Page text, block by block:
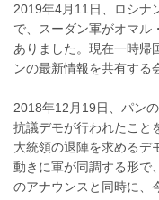
2019年4月11日、ロシナ
で、スーダン軍がオマル
ありました。現在一時帰
ンの最新情報を共有する
2018年12月19日、パン
抗議デモが行われたこと
大統領の退陣を求めるデ
動きに軍が同調する形で
のアナウンスと同時に、